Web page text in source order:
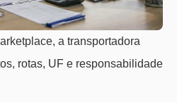
a transportadora
rotas, UF e responsabilidade